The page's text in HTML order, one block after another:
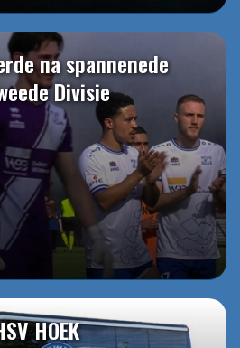
na spannenede
Divisie
HOEK